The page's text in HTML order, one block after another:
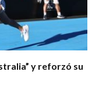
y reforzó su